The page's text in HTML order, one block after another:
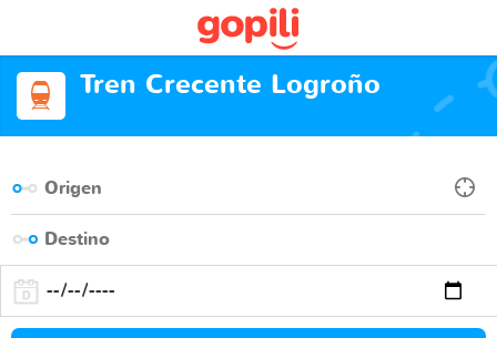
Tren Crecente Logroño